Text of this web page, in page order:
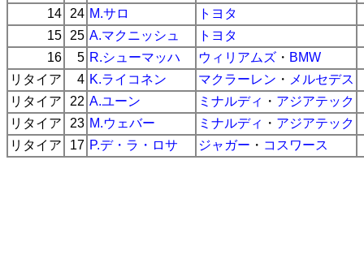
14
24 M.サロ
トヨタ
15
25 A.マクニッシュ
トヨタ
16
5 R.シューマッハ ウィリアムズ ・ BMW
リタイア
4 K.ライコネン マクラーレン ・ メルセデス
リタイア
22 A.ユーン ミナルディ ・ アジアテック
リタイア
23 M.ウェバー ミナルディ ・ アジアテック
リタイア
17 P.デ・ラ・ロサ ジャガー ・ コスワース